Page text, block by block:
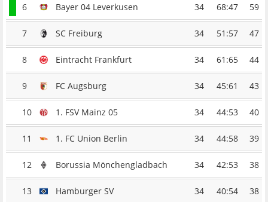
6 Bayer 04 Leverkusen 34 68:47 59
7 SC Freiburg 34 51:57 47
8 Eintracht Frankfurt 34 61:65 44
9 FC Augsburg 34 45:61 43
10 1. FSV Mainz 05 34 44:53 40
11 1. FC Union Berlin 34 44:58 39
12 Borussia Mönchengladbach 34 42:53 38
13 Hamburger SV 34 40:54 38